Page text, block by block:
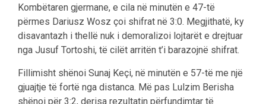
Kombëtaren gjermane, e cila në minutën e 47-të
përmes Dariusz Wosz çoi shifrat në 3:0. Megjithatë, ky
disavantazh i thellë nuk i demoralizoi lojtarët e drejtuar
nga Jusuf Tortoshi, të cilët arritën t’i barazojnë shifrat.
Fillimisht shënoi Sunaj Keçi, në minutën e 57-të me një
gjuajtje të fortë nga distanca. Më pas Lulzim Berisha
shënoi për 3:2, derisa rezultatin përfundimtar të